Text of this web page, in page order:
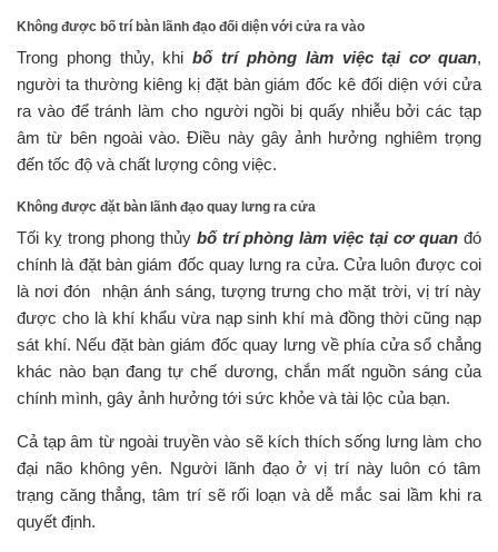
Không được bố trí bàn lãnh đạo đối diện với cửa ra vào
Trong phong thủy, khibố trí phòng làm việc tại cơ quan,
người ta thường kiêng kị đặt bàn giám đốc kê đối diện với cửa
ra vào để tránh làm cho người ngồi bị quấy nhiễu bởi các tạp
âm từ bên ngoài vào. Điều này gây ảnh hưởng nghiêm trọng
đến tốc độ và chất lượng công việc.
Không được đặt bàn lãnh đạo quay lưng ra cửa
Tối kỵ trong phong thủy bố trí phòng làm việc tại cơ quan đó
chính là đặt bàn giám đốc quay lưng ra cửa. Cửa luôn được coi
là nơi đón nhận ánh sáng, tượng trưng cho mặt trời, vị trí này
được cho là khí khẩu vừa nạp sinh khí mà đồng thời cũng nạp
sát khí. Nếu đặt bàn giám đốc quay lưng về phía cửa sổ chẳng
khác nào bạn đang tự chế dương, chắn mất nguồn sáng của
chính mình, gây ảnh hưởng tới sức khỏe và tài lộc của bạn.
Cả tạp âm từ ngoài truyền vào sẽ kích thích sống lưng làm cho
đại não không yên. Người lãnh đạo ở vị trí này luôn có tâm
trạng căng thẳng, tâm trí sẽ rối loạn và dễ mắc sai lầm khi ra
quyết định.